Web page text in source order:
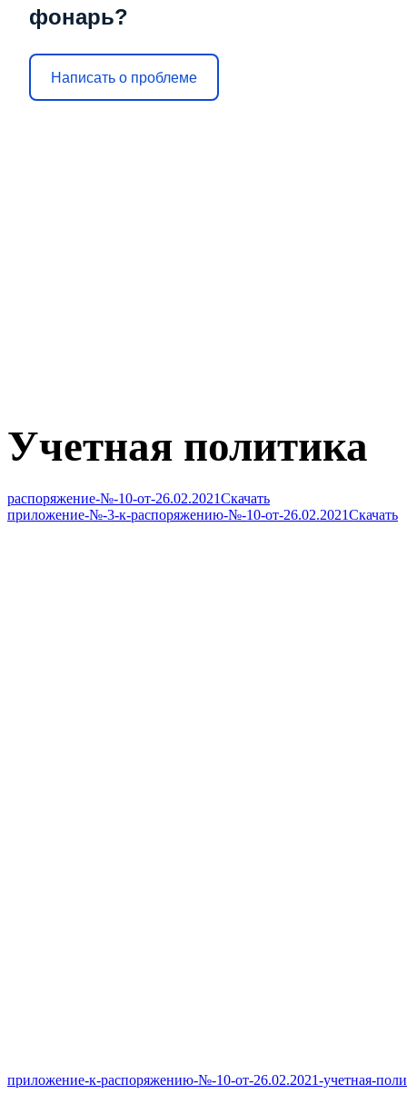
фонарь?
Написать о проблеме
Учетная политика
распоряжение-№-10-от-26.02.2021Скачать
приложение-№-3-к-распоряжению-№-10-от-26.02.2021Скачать
приложение-к-распоряжению-№-10-от-26.02.2021-учетная-